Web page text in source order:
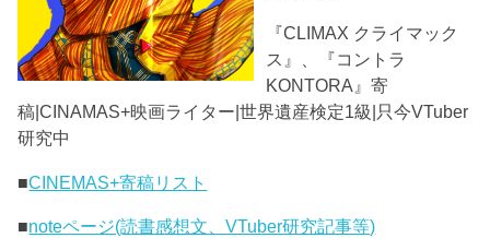
『CLIMAX クライマック
ス』、『コントラ
KONTORA』寄
稿|CINAMAS+映画ライター|世界遺産検定1級|只今VTuber
研究中
■CINEMAS+寄稿リスト
■noteページ(読書感想文、VTuber研究記事等)